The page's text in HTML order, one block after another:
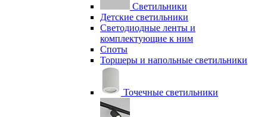
Светильники
Детские светильники
Светодиодные ленты и
комплектующие к ним
Споты
Торшеры и напольные светильники
Точечные светильники